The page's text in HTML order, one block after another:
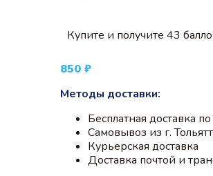
Купите и получите 43
850 ₽
Методы доставки:
Бесплатная доставка
Самовывоз из г.
Курьерская доставка
Доставка почтой и